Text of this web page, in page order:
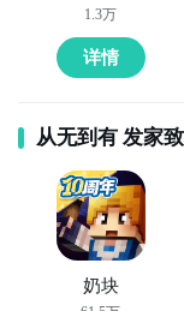
跟恐龙相关的吞
进入侏罗纪世纪
开始不断吞噬进
光影效果和动态
会让你沉浸在恐
》》》》》#恐
吞噬大王》
立即下载
方法二： 下载九
步骤2：进入APP
受活动,礼包,开测
九游APP
刷好游 上九游
1.3万
详情
从无到有 发家
奶块